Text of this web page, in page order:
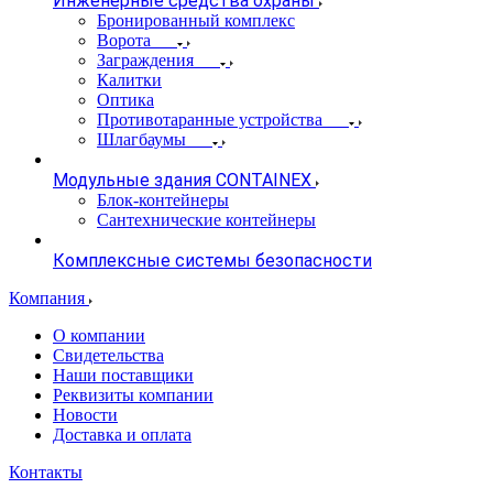
Бронированный комплекс
Ворота
Заграждения
Калитки
Оптика
Противотаранные устройства
Шлагбаумы
Модульные здания CONTAINEX
Блок-контейнеры
Сантехнические контейнеры
Комплексные системы безопасности
Компания
О компании
Свидетельства
Наши поставщики
Реквизиты компании
Новости
Доставка и оплата
Контакты